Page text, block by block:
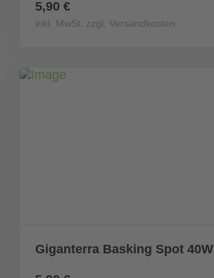
5,90 €
inkl. MwSt. zzgl. Versandkosten
Giganterra Basking Spot 40W